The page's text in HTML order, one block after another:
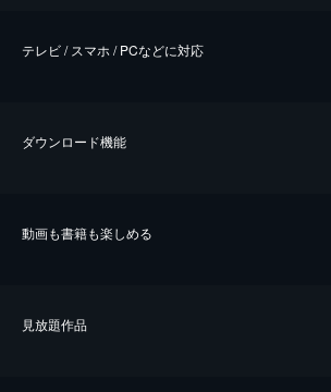
テレビ / スマホ / PCなどに対応
ダウンロード機能
動画も書籍も楽しめる
⾒放題作品